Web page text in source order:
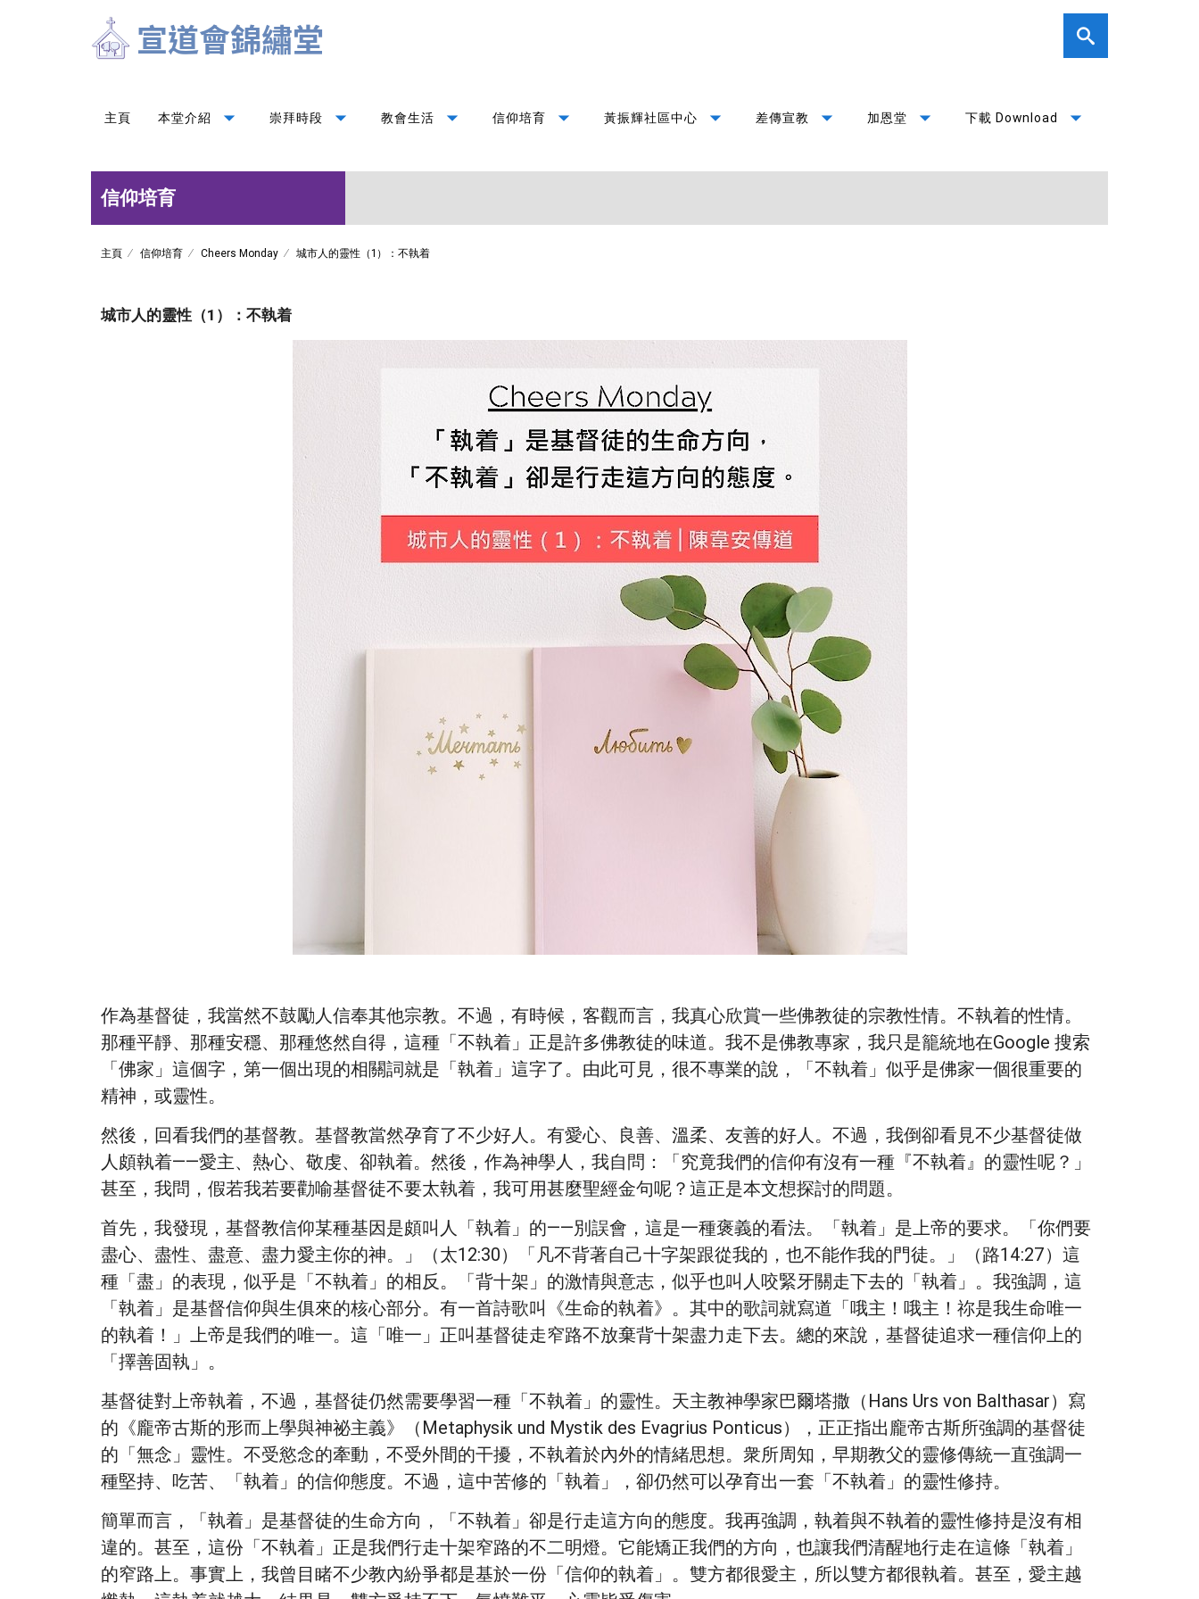
主頁 本堂介紹 arrow_drop_down 崇拜時段 arrow_drop_down 教會生活 arrow_drop_down 信仰培育 arrow_drop_down 黃振輝社區中心 arrow_drop_down 差傳宣教 arrow_drop_down 加恩堂 arrow_drop_down 下載 Download arrow_drop_down
信仰培育
主頁 信仰培育 Cheers Monday 城市人的靈性（1）：不執着
城市人的靈性（1）：不執着
作為基督徒，我當然不鼓勵人信奉其他宗教。不過，有時候，客觀而言，我真心欣賞一些佛教徒的宗教性情。不執着的性情。
那種平靜、那種安穩、那種悠然自得，這種「不執着」正是許多佛教徒的味道。我不是佛教專家，我只是籠統地在Google 搜索
「佛家」這個字，第一個出現的相關詞就是「執着」這字了。由此可見，很不專業的說，「不執着」似乎是佛家一個很重要的
精神，或靈性。
然後，回看我們的基督教。基督教當然孕育了不少好人。有愛心、良善、溫柔、友善的好人。不過，我倒卻看見不少基督徒做
人頗執着——愛主、熱心、敬虔、卻執着。然後，作為神學人，我自問：「究竟我們的信仰有沒有一種『不執着』的靈性呢？」
甚至，我問，假若我若要勸喻基督徒不要太執着，我可用甚麼聖經金句呢？這正是本文想探討的問題。
首先，我發現，基督教信仰某種基因是頗叫人「執着」的——別誤會，這是一種褒義的看法。「執着」是上帝的要求。「你們要
盡心、盡性、盡意、盡力愛主你的神。」（太12:30）「凡不背著自己十字架跟從我的，也不能作我的門徒。」（路14:27）這
種「盡」的表現，似乎是「不執着」的相反。「背十架」的激情與意志，似乎也叫人咬緊牙關走下去的「執着」。我強調，這
「執着」是基督信仰與生俱來的核心部分。有一首詩歌叫《生命的執着》。其中的歌詞就寫道「哦主！哦主！祢是我生命唯一
的執着！」上帝是我們的唯一。這「唯一」正叫基督徒走窄路不放棄背十架盡力走下去。總的來說，基督徒追求一種信仰上的
「擇善固執」。
基督徒對上帝執着，不過，基督徒仍然需要學習一種「不執着」的靈性。天主教神學家巴爾塔撒（Hans Urs von Balthasar）寫
的《龐帝古斯的形而上學與神祕主義》（Metaphysik und Mystik des Evagrius Ponticus），正正指出龐帝古斯所強調的基督徒
的「無念」靈性。不受慾念的牽動，不受外間的干擾，不執着於內外的情緒思想。衆所周知，早期教父的靈修傳統一直強調一
種堅持、吃苦、「執着」的信仰態度。不過，這中苦修的「執着」，卻仍然可以孕育出一套「不執着」的靈性修持。
簡單而言，「執着」是基督徒的生命方向，「不執着」卻是行走這方向的態度。我再強調，執着與不執着的靈性修持是沒有相
違的。甚至，這份「不執着」正是我們行走十架窄路的不二明燈。它能矯正我們的方向，也讓我們清醒地行走在這條「執着」
的窄路上。事實上，我曾目睹不少教內紛爭都是基於一份「信仰的執着」。雙方都很愛主，所以雙方都很執着。甚至，愛主越